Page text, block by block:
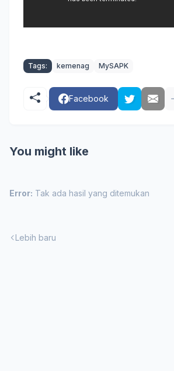
Tags: kemenag MySAPK
Facebook
You might like
Error: Tak ada hasil yang ditemukan
Lebih baru